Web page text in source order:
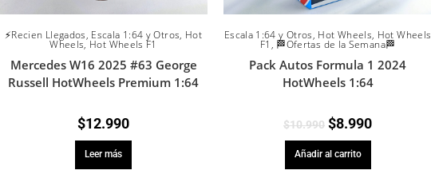
⚡Recien Llegados, Escala 1:64 y Otros, Hot
Wheels, Hot Wheels F1
Mercedes W16 2025 #63 George
Russell HotWheels Premium 1:64
$12.990
Leer más
Escala 1:64 y Otros, Hot Wheels, Hot Wheels
F1 , 🏁Ofertas de la Semana🏁
Pack Autos Formula 1 2024
HotWheels 1:64
$10.990 $8.990
Añadir al carrito